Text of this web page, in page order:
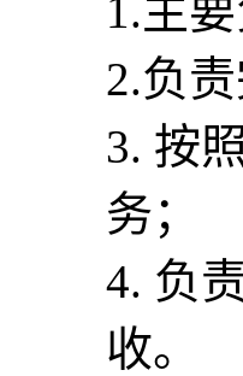
1.主
2.负
3. 按
务；
4. 负
收。